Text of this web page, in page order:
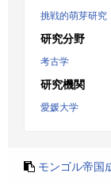
挑戦的萌芽研究
研究分野
考古学
研究機関
愛媛大学
モンゴル帝国